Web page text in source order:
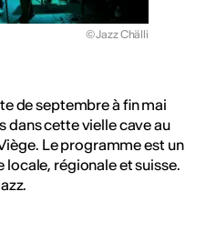
© Jazz Chälli
de septembre à fin mai
dans cette vielle cave au
Le programme est un
locale, régionale et suisse.